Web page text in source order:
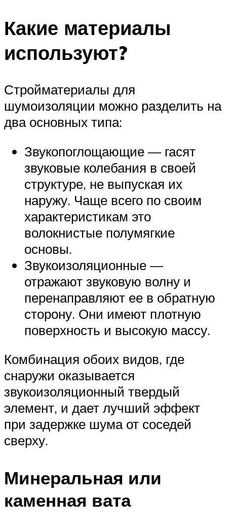
Какие материалы
используют?
Стройматериалы для
шумоизоляции можно разделить на
два основных типа:
Звукопоглощающие — гасят
звуковые колебания в своей
структуре, не выпуская их
наружу. Чаще всего по своим
характеристикам это
волокнистые полумягкие
основы.
Звукоизоляционные —
отражают звуковую волну и
перенаправляют ее в обратную
сторону. Они имеют плотную
поверхность и высокую массу.
Комбинация обоих видов, где
снаружи оказывается
звукоизоляционный твердый
элемент, и дает лучший эффект
при задержке шума от соседей
сверху.
Минеральная или
каменная вата